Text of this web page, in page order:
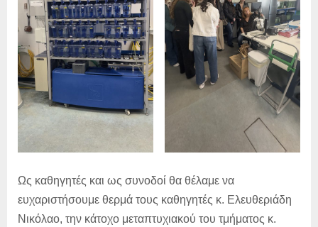
Ως καθηγητές και ως συνοδοί θα θέλαμε να
ευχαριστήσουμε θερμά τους καθηγητές κ. Ελευθεριάδη
Νικόλαο, την κάτοχο μεταπτυχιακού του τμήματος κ.